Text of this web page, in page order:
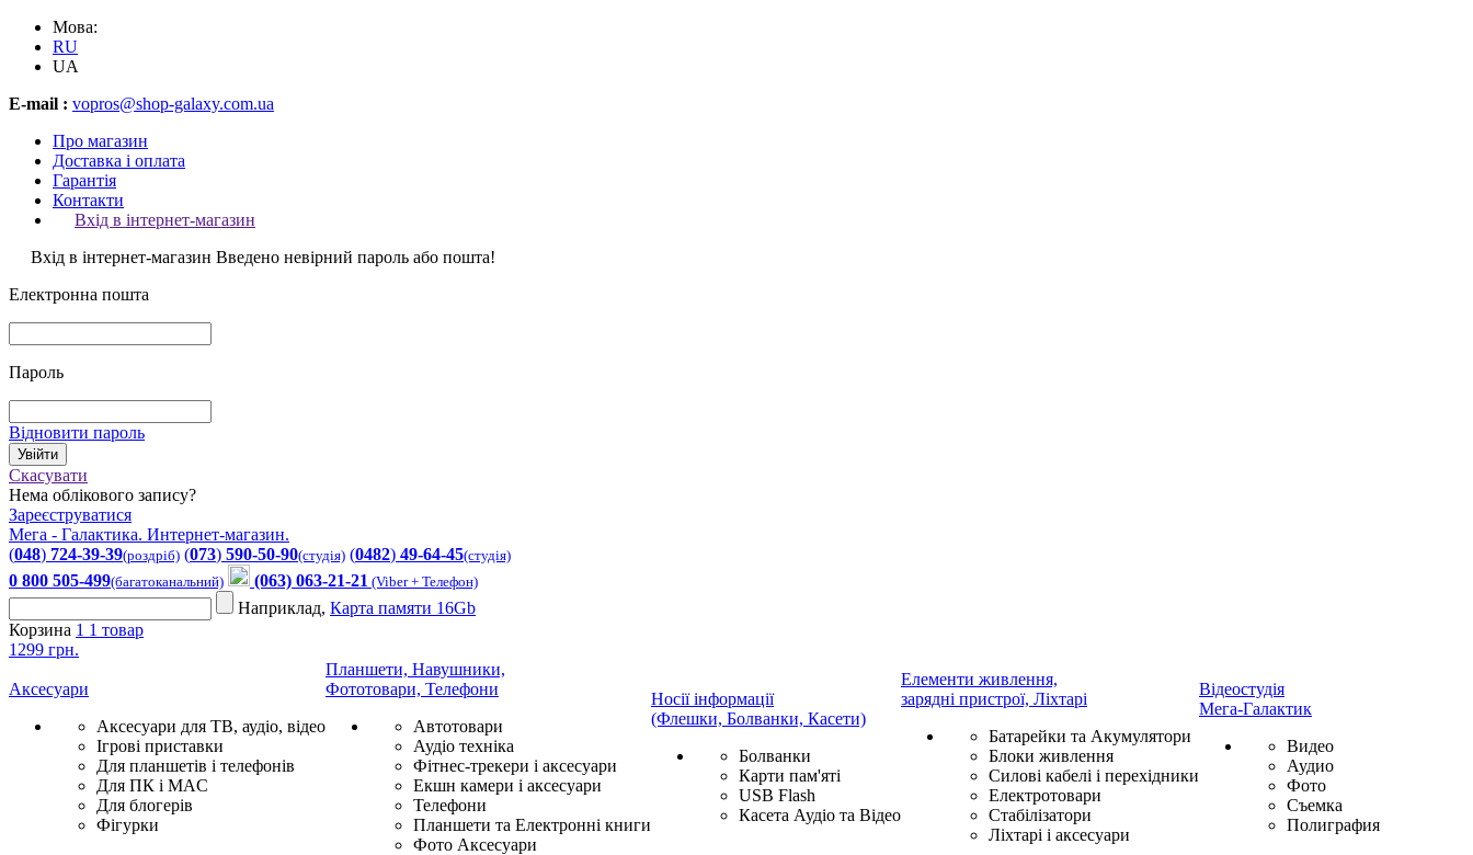
Мова:
RU
UA
E-mail : vopros@shop-galaxy.com.ua
Про магазин
Доставка і оплата
Гарантія
Контакти
Вхід в інтернет-магазин
Вхід в інтернет-магазин Введено невірний пароль або пошта!
Електронна пошта
Пароль
Відновити пароль
Скасувати
Нема облікового запису?
Зареєструватися
Мега - Галактика. Интернет-магазин.
(048) 724-39-39(роздріб) (073) 590-50-90(студія) (0482) 49-64-45(студія)
0 800 505-499(багатоканальний) (063) 063-21-21 (Viber + Телефон)
Наприклад, Карта памяти 16Gb
Корзина 1 1 товар
1299 грн.
Аксесуари
Аксесуари для ТВ, аудіо, відео
Ігрові приставки
Для планшетів і телефонів
Для ПК і MAC
Для блогерів
Фігурки
Планшети, Навушники,
Фототовари, Телефони
Автотовари
Аудіо техніка
Фітнес-трекери і аксесуари
Екшн камери і аксесуари
Телефони
Планшети та Електронні книги
Фото Аксесуари
Носії інформації
(Флешки, Болванки, Касети)
Болванки
Карти пам'яті
USB Flash
Касета Аудіо та Відео
Елементи живлення,
зарядні пристрої, Ліхтарі
Батарейки та Акумулятори
Блоки живлення
Силові кабелі і перехідники
Електротовари
Стабілізатори
Ліхтарі і аксесуари
Відеостудія
Мега-Галактик
Видео
Аудио
Фото
Съемка
Полиграфия